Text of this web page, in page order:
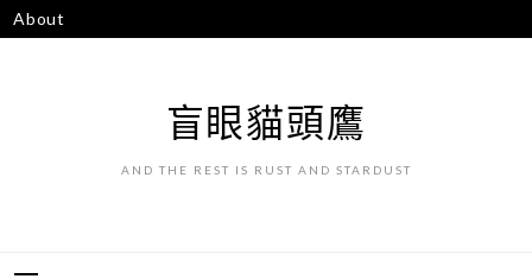
跳
至
About
盲眼貓頭鷹
AND THE REST IS RUST AND STARDUST